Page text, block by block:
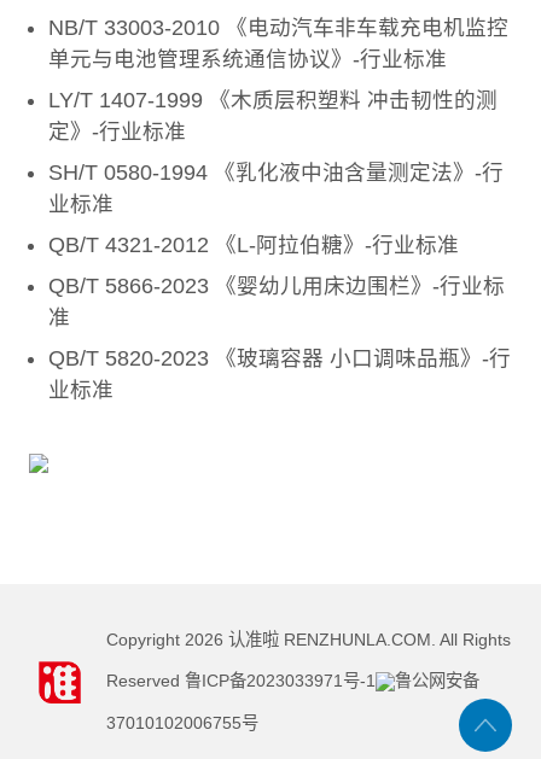
NB/T 33003-2010 《电动汽车非车载充电机监控
单元与电池管理系统通信协议》-行业标准
LY/T 1407-1999 《木质层积塑料 冲击韧性的测
定》-行业标准
SH/T 0580-1994 《乳化液中油含量测定法》-行
业标准
QB/T 4321-2012 《L-阿拉伯糖》-行业标准
QB/T 5866-2023 《婴幼儿用床边围栏》-行业标
准
QB/T 5820-2023 《玻璃容器 小口调味品瓶》-行
业标准
Copyright 2026 认准啦 RENZHUNLA.COM. All Rights
Reserved 鲁ICP备2023033971号-1 鲁公网安备
37010102006755号